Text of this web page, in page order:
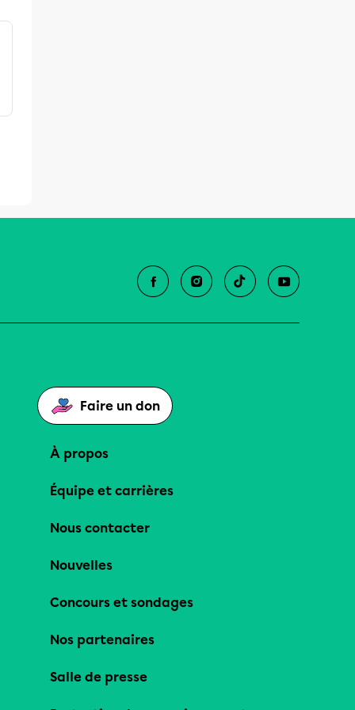
Faire un don
À propos
Équipe et carrières
Nous contacter
Nouvelles
Concours et sondages
Nos partenaires
Salle de presse